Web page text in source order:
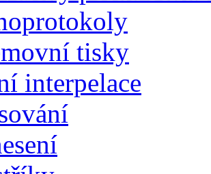
tisky
interpelace